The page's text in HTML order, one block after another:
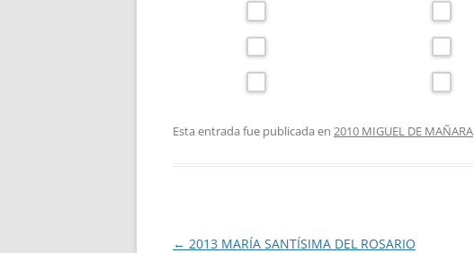
Esta entrada fue publicada en 2010 MIGUEL DE MAÑARA
Navegación
← 2013 MARÍA SANTÍSIMA DEL ROSARIO